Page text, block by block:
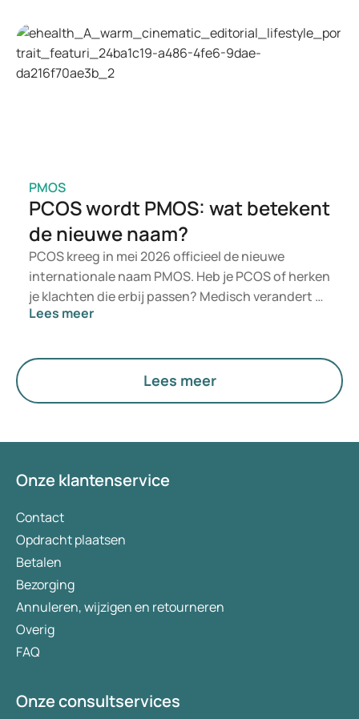
van je gezondheid, BMI en medicijngebruik.
PMOS
PCOS wordt PMOS: wat betekent
de nieuwe naam?
PCOS kreeg in mei 2026 officieel de nieuwe
internationale naam PMOS. Heb je PCOS of herken
je klachten die erbij passen? Medisch verandert er
niet direct iets. De nieuwe term legt meer nadruk
eierstokken.
Lees meer
Lees meer
Onze klantenservice
Contact
Opdracht plaatsen
Betalen
Bezorging
Annuleren, wijzigen en retourneren
Overig
FAQ
Onze consultservices